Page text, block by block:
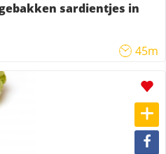
sardientjes in
45m